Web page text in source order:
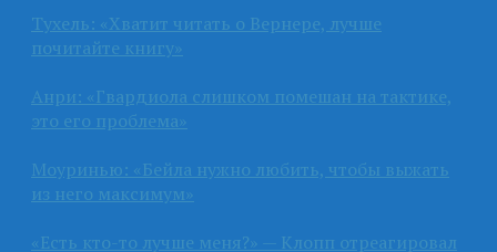
Тухель: «Хватит читать о Вернере, лучше
почитайте книгу»
Анри: «Гвардиола слишком помешан на тактике,
это его проблема»
Моуринью: «Бейла нужно любить, чтобы выжать
из него максимум»
«Есть кто-то лучше меня?» — Клопп отреагировал